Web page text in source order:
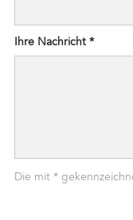
Ihre Nachricht *
Status
Die mit *